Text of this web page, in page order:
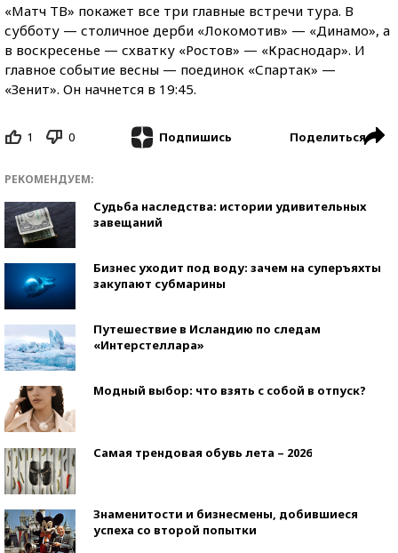
«Матч ТВ» покажет все три главные встречи тура. В
субботу — столичное дерби «Локомотив» — «Динамо», а
в воскресенье — схватку «Ростов» — «Краснодар». И
главное событие весны — поединок «Спартак» —
«Зенит». Он начнется в 19:45.
1 0 Подпишись Поделиться
РЕКОМЕНДУЕМ:
Судьба наследства: истории удивительных
завещаний
Бизнес уходит под воду: зачем на суперъяхты
закупают субмарины
Путешествие в Исландию по следам
«Интерстеллара»
Модный выбор: что взять с собой в отпуск?
Самая трендовая обувь лета – 2026
Знаменитости и бизнесмены, добившиеся
успеха со второй попытки